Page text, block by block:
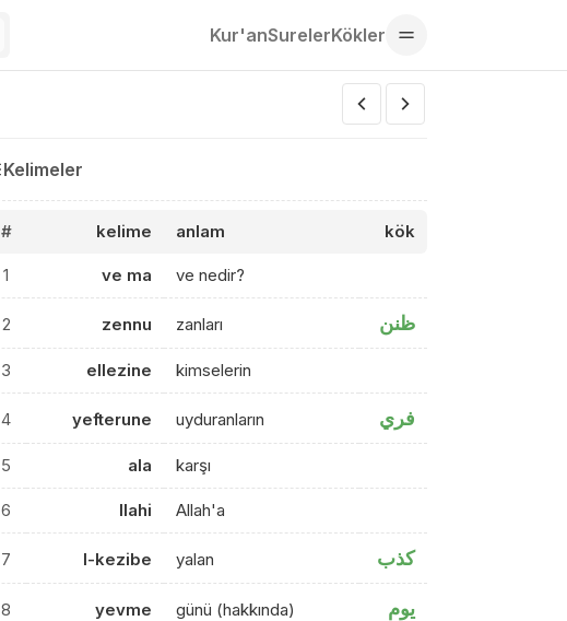
Kur'anSurelerKökler
Kelimeler
# kelime anlam kök
1 ve ma ve nedir?
2 zennu zanları ظنن
3 ellezine kimselerin
4 yefterune uyduranların فري
5 ala karşı
6 llahi Allah'a
7 l-kezibe yalan كذب
8 yevme günü (hakkında) يوم